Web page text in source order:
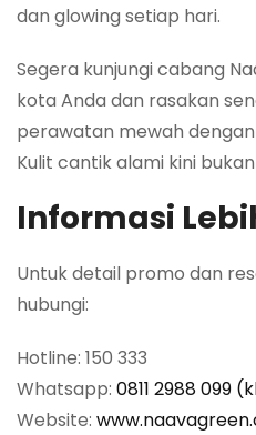
dan glowing setiap hari.
Segera kunjungi cabang
kota Anda dan rasakan
perawatan mewah
Kulit cantik alami kini
Informasi
Untuk detail promo dan
hubungi:
Hotline: 150 333
Whatsapp: 0811 2988 099
Website: